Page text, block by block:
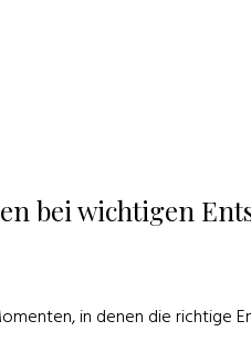
bei wichtigen
in denen die richtige